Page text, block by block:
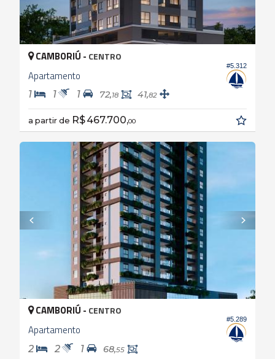
#5.312
CAMBORIÚ - CENTRO
Apartamento
1 1 1 72,18 41,82
a partir de R$ 467.700,00
#5.289
CAMBORIÚ - CENTRO
Apartamento
2 2 1 68,55